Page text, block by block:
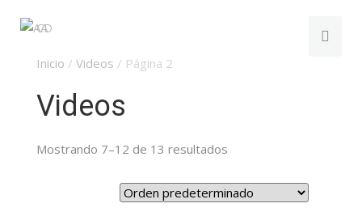
Inicio / Videos / Página 2
Videos
Mostrando 7–12 de 13 resultados